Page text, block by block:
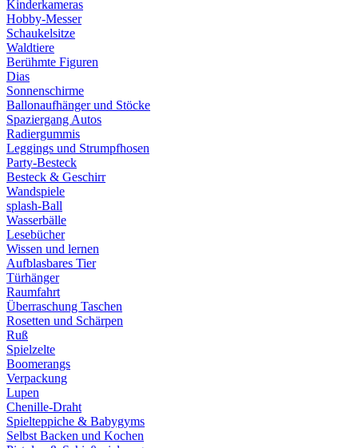
Kinderkameras
Hobby-Messer
Schaukelsitze
Waldtiere
Berühmte Figuren
Dias
Sonnenschirme
Ballonaufhänger und Stöcke
Spaziergang Autos
Radiergummis
Leggings und Strumpfhosen
Party-Besteck
Besteck & Geschirr
Wandspiele
splash-Ball
Wasserbälle
Lesebücher
Wissen und lernen
Aufblasbares Tier
Türhänger
Raumfahrt
Überraschung Taschen
Rosetten und Schärpen
Ruß
Spielzelte
Boomerangs
Verpackung
Lupen
Chenille-Draht
Spielteppiche & Babygyms
Selbst Backen und Kochen